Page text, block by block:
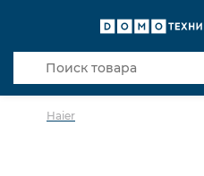
Haier